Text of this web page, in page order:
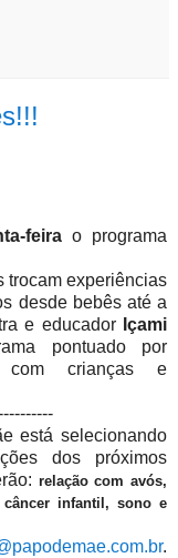
feira o programa
trocam experiências
desde bebês até a
e educador Içami
pontuado por
com crianças e
está selecionando
dos próximos
relação com avós,
câncer infantil, sono e
.